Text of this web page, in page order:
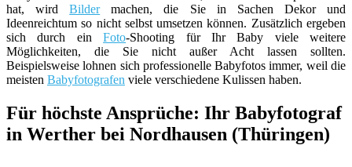
hat, wirdBildermachen, die Sie in Sachen Dekor und
Ideenreichtum so nicht selbst umsetzen können. Zusätzlich ergeben
sich durch einFoto-Shooting für Ihr Baby viele weitere
Möglichkeiten, die Sie nicht außer Acht lassen sollten.
Beispielsweise lohnen sich professionelle Babyfotos immer, weil die
meisten Babyfotografen viele verschiedene Kulissen haben.
Für höchste Ansprüche: Ihr Babyfotograf
in Werther bei Nordhausen (Thüringen)